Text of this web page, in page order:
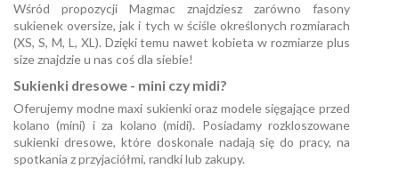
Wśród propozycji Magmac znajdziesz zarówno fasony
sukienek oversize, jak i tych w ściśle określonych rozmiarach
(XS, S, M, L, XL). Dzięki temu nawet kobieta w rozmiarze plus
size znajdzie u nas coś dla siebie!
Sukienki dresowe - mini czy midi?
Oferujemy modnemaxi sukienki oraz modele sięgające przed
kolano (mini) i za kolano (midi). Posiadamyrozkloszowane
sukienki dresowe, które doskonale nadają się do pracy, na
spotkania z przyjaciółmi, randki lub zakupy.